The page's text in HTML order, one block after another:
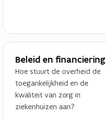
Beleid en financiering
Hoe stuurt de overheid de
toegankelijkheid en de
kwaliteit van zorg in
ziekenhuizen aan?